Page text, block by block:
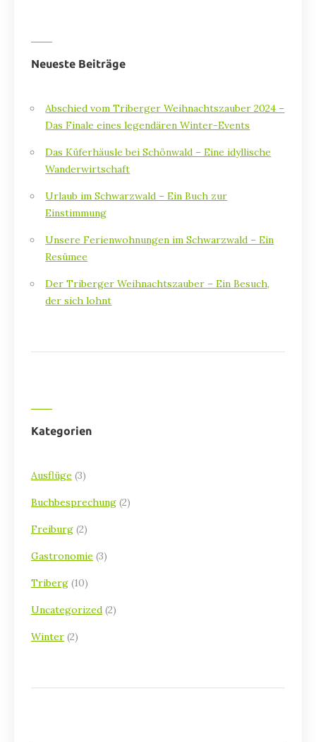
Neueste Beiträge
Abschied vom Triberger Weihnachtszauber 2024 –
Das Finale eines legendären Winter-Events
Das Küferhäusle bei Schönwald – Eine idyllische
Wanderwirtschaft
Urlaub im Schwarzwald – Ein Buch zur
Einstimmung
Unsere Ferienwohnungen im Schwarzwald – Ein
Resümee
Der Triberger Weihnachtszauber – Ein Besuch,
der sich lohnt
Kategorien
Ausflüge (3)
Buchbesprechung (2)
Freiburg (2)
Gastronomie (3)
Triberg (10)
Uncategorized (2)
Winter (2)